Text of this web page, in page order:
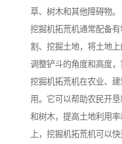
草、树木和其他障碍物。
挖掘机拓荒机通常配备
割、挖掘土地，将土地
调整铲斗的角度和高度，
挖掘机拓荒机在农业、
用。它可以帮助农民开
和树木，提高土地利用
上，挖掘机拓荒机可以